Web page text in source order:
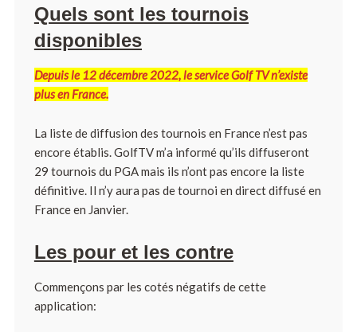
Quels sont les tournois
disponibles
Depuis le 12 décembre 2022, le service Golf TV n’existe
plus en France.
La liste de diffusion des tournois en France n’est pas
encore établis. GolfTV m’a informé qu’ils diffuseront
29 tournois du PGA mais ils n’ont pas encore la liste
définitive. Il n’y aura pas de tournoi en direct diffusé en
France en Janvier.
Les pour et les contre
Commençons par les cotés négatifs de cette
application: